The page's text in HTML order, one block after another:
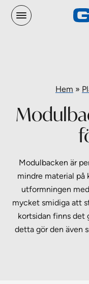
Hem »
Modulbacken är
mindre material på
utformningen
mycket smidiga att
kortsidan finns
detta gör den även